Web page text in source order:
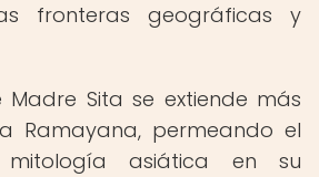
fronteras geográficas y
Madre Sita se extiende más
Ramayana, permeando el
asiática en su